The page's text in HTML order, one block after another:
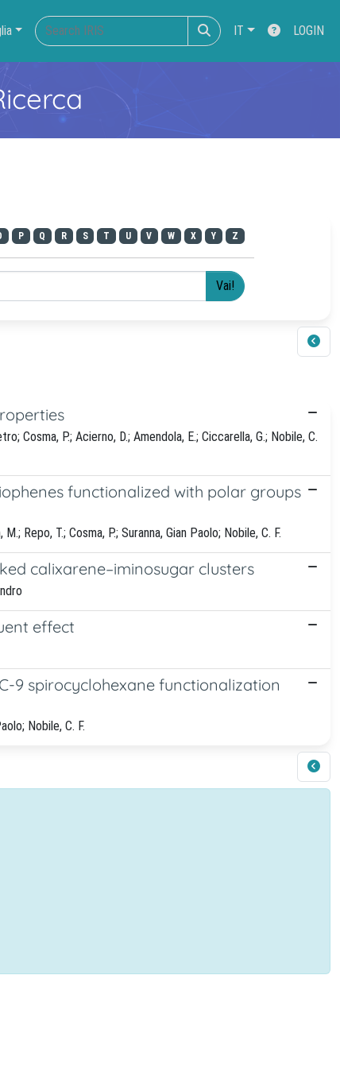
IT LOGIN
P Q R S T U V W X Y Z
Cosma, P.; Acierno, D.; Amendola, E.; Ciccarella, G.; Nobile, C.
functionalized with polar groups
Repo, T.; Cosma, P.; Suranna, Gian Paolo; Nobile, C. F.
calixarene–iminosugar clusters
effect
9 spirocyclohexane functionalization
Nobile, C. F.